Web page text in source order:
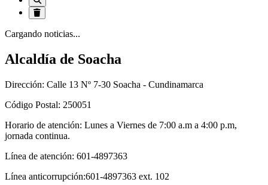
Cargando noticias...
Alcaldía de Soacha
Dirección: Calle 13 Nº 7-30 Soacha - Cundinamarca
Código Postal: 250051
Horario de atención: Lunes a Viernes de 7:00 a.m a 4:00 p.m,
jornada continua.
Línea de atención: 601-4897363
Línea anticorrupción:601-4897363 ext. 102